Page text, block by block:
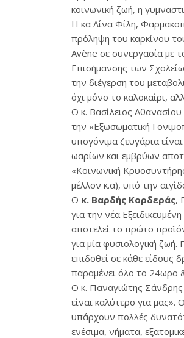
κοινωνική ζωή, η
Η κα Λίνα Φίλη,
πρόληψη του καρκίνου
Avène σε συνεργασία με
Επισήμανσης των
την διέγερση του
όχι μόνο το καλοκαίρι,
Ο κ. Βασίλειος
την «Εξωσωματική
υπογόνιμα ζευγάρια
ωαρίων και εμβρύων
«Κοινωνική
μέλλον κ.α), υπό την
Ο κ. Βαρδής Κορδεράς,
για την νέα
αποτελεί το πρώτο
για μία φυσιολογική
επιδοθεί σε κάθε είδους
παραμένει όλο το 24ωρο
Ο κ. Παναγιώτης Σάνδρης
είναι καλύτερο για μας».
υπάρχουν πολλές
ενέσιμα, νήματα,